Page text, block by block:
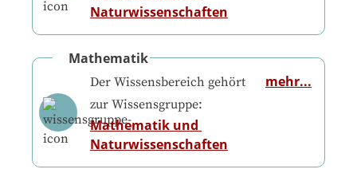
Naturwissenschaften
Mathematik
Der Wissensbereich gehört
zur Wissensgruppe:
Mathematik und
Naturwissenschaften
mehr...